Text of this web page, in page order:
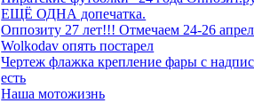
ЕЩЁ ОДНА допечатка.
Оппозиту 27 лет!!! Отмечаем 24-26
Wolkodav опять постарел
Чертеж флажка крепление фары с
есть
Наша мотожизнь